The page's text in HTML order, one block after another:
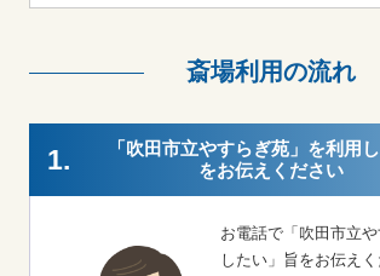
斎場利用の流れ
1.
「吹田市立やすらぎ苑」を利用
をお伝えください
お電話で「吹田市立
したい」旨をお伝え